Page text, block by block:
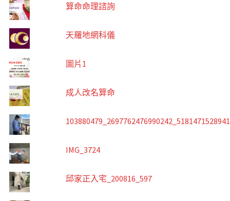
算命命理諮詢
天羅地網科儀
圖片1
成人改名算命
IMG_3724
邱家正入宅_200816_597